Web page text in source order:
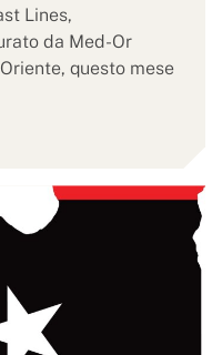
Lines,
da Med-Or
questo mese